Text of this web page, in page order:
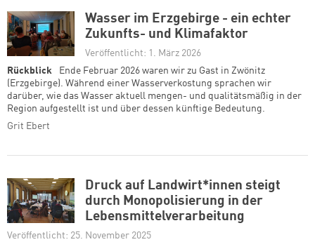
Wasser im Erzgebirge - ein echter
Zukunfts- und Klimafaktor
Veröffentlicht: 1. März 2026
Rückblick
Ende Februar 2026 waren wir zu Gast in Zwönitz
(Erzgebirge). Während einer Wasserverkostung sprachen wir
darüber, wie das Wasser aktuell mengen- und qualitätsmäßig in der
Region aufgestellt ist und über dessen künftige Bedeutung.
Grit Ebert
Druck auf Landwirt*innen steigt
durch Monopolisierung in der
Lebensmittelverarbeitung
Veröffentlicht: 25. November 2025